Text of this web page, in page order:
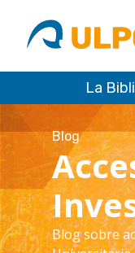
ULPGC
La
Blog
Blog sobre